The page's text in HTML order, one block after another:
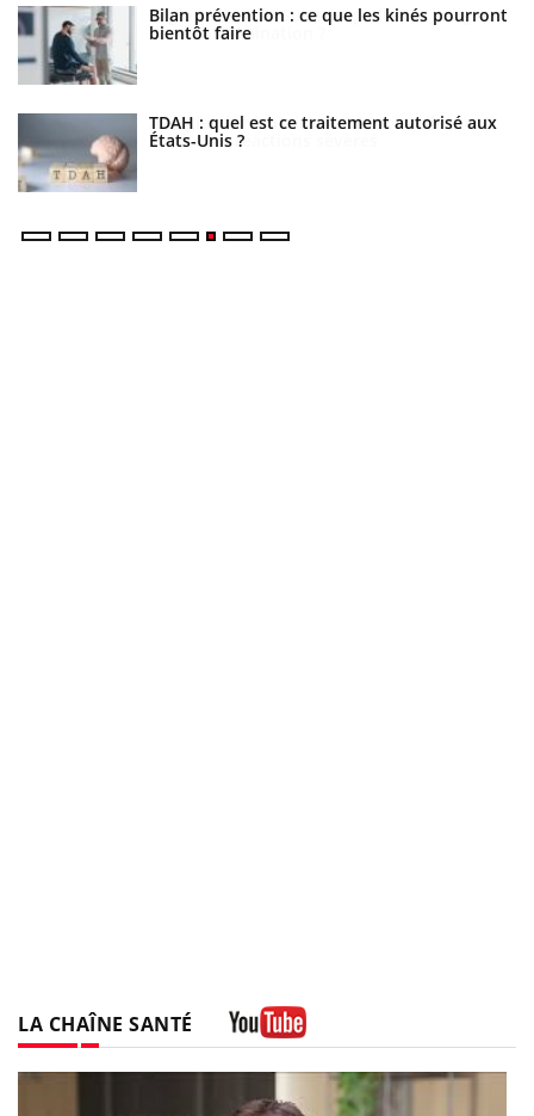
Bilan prévention : ce que les kinés pourront
bientôt faire
TDAH : quel est ce traitement autorisé aux
États-Unis ?
LA CHAÎNE SANTÉ